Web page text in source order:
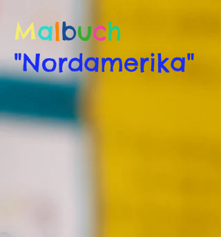
Malbuch
"Nordamerika"